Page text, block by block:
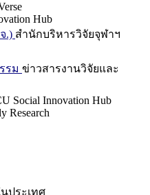
Hub
.) สำนักบริหารวิจัยจุฬาฯ
รม ข่าวสารงานวิจัยและ
Social Innovation Hub
Research
ประเทศ